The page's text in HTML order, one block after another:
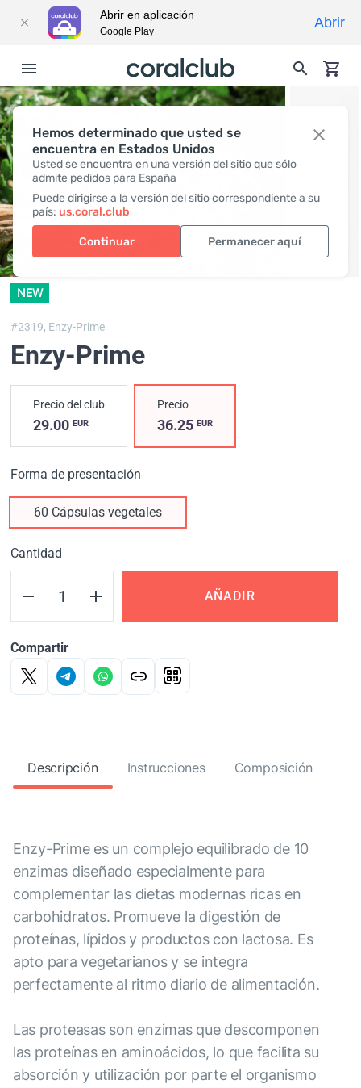
Hemos determinado que usted se
encuentra en Estados Unidos
Usted se encuentra en una versión del sitio que sólo
admite pedidos para España
Puede dirigirse a la versión del sitio correspondiente a su
país: us.coral.club
Continuar Permanecer aquí
NEW
#2319, Enzy-Prime
Enzy-Prime
Precio del club
29.00 EUR
Precio
36.25EUR
Forma de presentación
60 Cápsulas vegetales
Cantidad
AÑADIR
Compartir
Descripción Instrucciones Composición
Enzy-Prime es un complejo equilibrado de 10
enzimas diseñado especialmente para
complementar las dietas modernas ricas en
carbohidratos. Promueve la digestión de
proteínas, lípidos y productos con lactosa. Es
apto para vegetarianos y se integra
perfectamente al ritmo diario de alimentación.
Las proteasas son enzimas que descomponen
las proteínas en aminoácidos, lo que facilita su
absorción y utilización por parte el organismo
Abrir en aplicación
Google Play
Abrir